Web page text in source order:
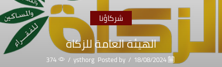
شركاؤنا
الهيئة العامة للزكاة
18/08/2024
/
Posted by
ysthorg
/
374